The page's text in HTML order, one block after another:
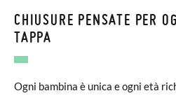
CHIUSURE PENSATE PER
TAPPA
Ogni bambina è unica e ogni età